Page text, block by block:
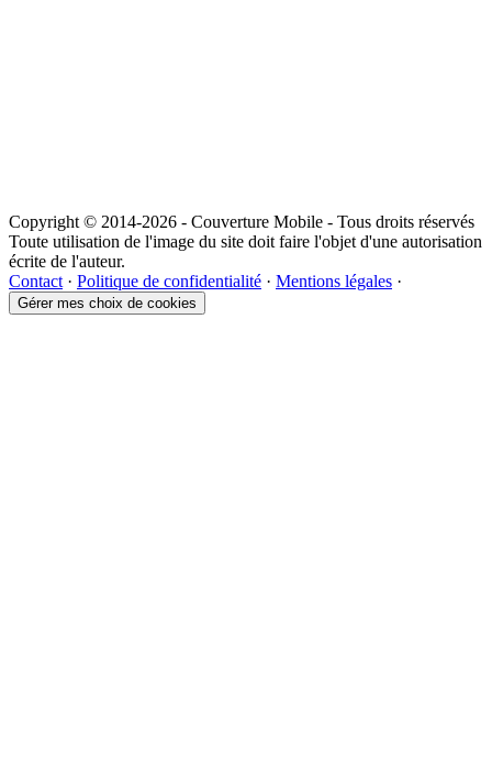
Copyright © 2014-2026 - Couverture Mobile - Tous droits réservés
Toute utilisation de l'image du site doit faire l'objet d'une autorisation
écrite de l'auteur.
Contact · Politique de confidentialité · Mentions légales ·
Gérer mes choix de cookies